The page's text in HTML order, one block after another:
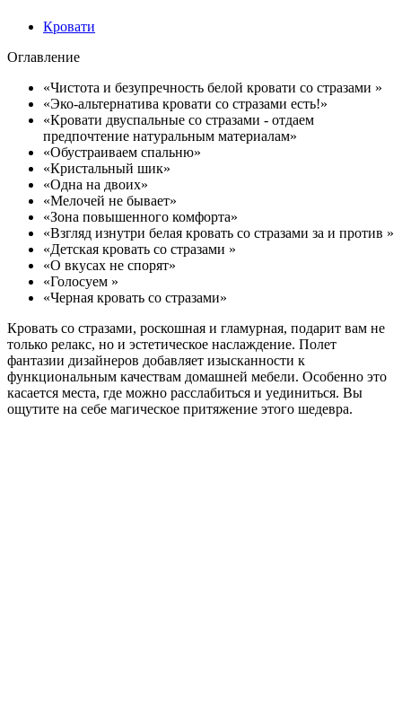
Кровати
Оглавление
«Чистота и безупречность белой кровати со стразами »
«Эко-альтернатива кровати со стразами есть!»
«Кровати двуспальные со стразами - отдаем
предпочтение натуральным материалам»
«Обустраиваем спальню»
«Кристальный шик»
«Одна на двоих»
«Мелочей не бывает»
«Зона повышенного комфорта»
«Взгляд изнутри белая кровать со стразами за и против »
«Детская кровать со стразами »
«О вкусах не спорят»
«Голосуем »
«Черная кровать со стразами»
Кровать со стразами, роскошная и гламурная, подарит вам не
только релакс, но и эстетическое наслаждение. Полет
фантазии дизайнеров добавляет изысканности к
функциональным качествам домашней мебели. Особенно это
касается места, где можно расслабиться и уединиться. Вы
ощутите на себе магическое притяжение этого шедевра.